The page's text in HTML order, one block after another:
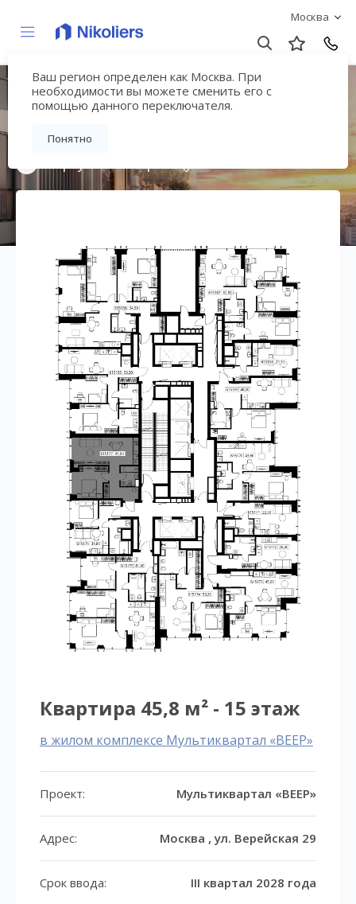
Москва
Ваш регион определен как Москва. При
необходимости вы можете сменить его с
помощью данного переключателя.
Понятно
Мультиквартал
«ВЕЕР»
Квартира 45,8 м² - 15 этаж
в жилом комплексе Мультиквартал «ВЕЕР»
Проект: Мультиквартал «ВЕЕР»
Адрес: Москва , ул. Верейская 29
Срок ввода: III квартал 2028 года